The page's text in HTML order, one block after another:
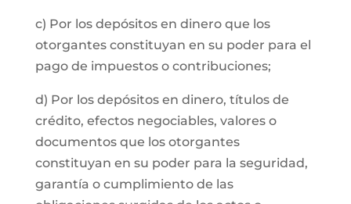
c) Por los depósitos en dinero que los
otorgantes constituyan en su poder para el
pago de impuestos o contribuciones;
d) Por los depósitos en dinero, títulos de
crédito, efectos negociables, valores o
documentos que los otorgantes
constituyan en su poder para la seguridad,
garantía o cumplimiento de las